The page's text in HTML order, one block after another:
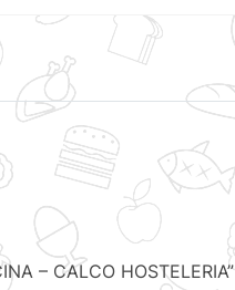
– CALCO HOSTELERIA”